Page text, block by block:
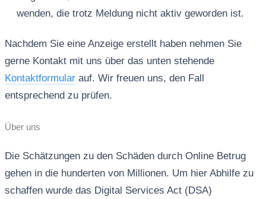
wenden, die trotz Meldung nicht aktiv geworden ist.
Nachdem Sie eine Anzeige erstellt haben nehmen Sie
gerne Kontakt mit uns über das unten stehende
Kontaktformularauf. Wir freuen uns, den Fall
entsprechend zu prüfen.
Über uns
Die Schätzungen zu den Schäden durch Online Betrug
gehen in die hunderten von Millionen. Um hier Abhilfe zu
schaffen wurde das Digital Services Act (DSA)